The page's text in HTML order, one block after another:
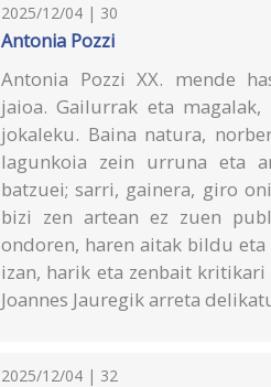
2025/12/04 | 30
Antonia Pozzi
Antonia Pozzi XX. mende
jaioa. Gailurrak eta
jokaleku. Baina natura,
lagunkoia zein urruna eta
batzuei; sarri, gainera, giro
bizi zen artean ez zuen
ondoren, haren aitak bildu
izan, harik eta zenbait
Joannes Jauregik arreta
2025/12/04 | 32